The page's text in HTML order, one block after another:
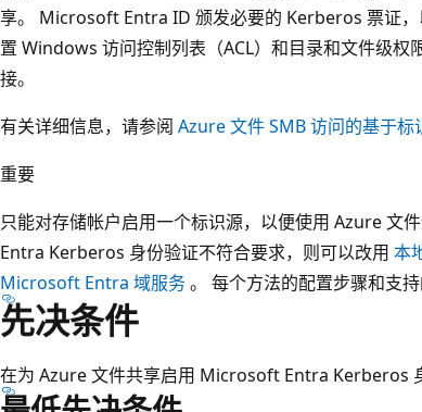
享。 Microsoft Entra ID 颁发必要的 Kerberos 票证
置 Windows 访问控制列表（ACL）和目录和文件级
接。
有关详细信息，请参阅 Azure 文件 SMB 访问的基于
重要
只能对存储帐户启用一个标识源，以便使用 Azure 文
Entra Kerberos 身份验证不符合要求，则可以改用 本
Microsoft Entra 域服务。 每个方法的配置步骤和支持
先决条件
在为 Azure 文件共享启用 Microsoft Entra Kerberos